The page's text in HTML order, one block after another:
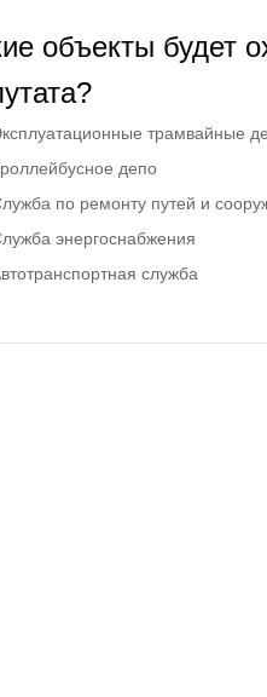
объекты будет
трамвайные
депо
по ремонту путей и
энергоснабжения
служба